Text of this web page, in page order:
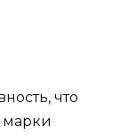
что
марки